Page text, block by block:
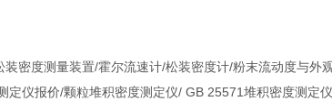
密度测量装置/霍尔流速计/松装密度计/粉末流动度与
定仪报价/颗粒堆积密度测定仪/ GB 25571堆积密度测